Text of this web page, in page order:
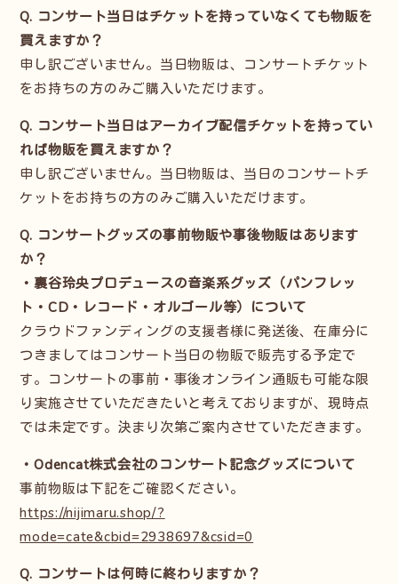
Q. コンサート当日はチケットを持っていなくても物販を
買えますか？
申し訳ございません。当日物販は、コンサートチケット
をお持ちの方のみご購入いただけます。
Q. コンサート当日はアーカイブ配信チケットを持ってい
れば物販を買えますか？
申し訳ございません。当日物販は、当日のコンサートチ
ケットをお持ちの方のみご購入いただけます。
Q. コンサートグッズの事前物販や事後物販はあります
か？
・裏谷玲央プロデュースの音楽系グッズ（パンフレッ
ト・CD・レコード・オルゴール等）について
クラウドファンディングの支援者様に発送後、在庫分に
つきましてはコンサート当日の物販で販売する予定で
す。コンサートの事前・事後オンライン通販も可能な限
り実施させていただきたいと考えておりますが、現時点
では未定です。決まり次第ご案内させていただきます。
・Odencat株式会社のコンサート記念グッズについて
事前物販は下記をご確認ください。
https://nijimaru.shop/?
mode=cate&cbid=2938697&csid=0
Q. コンサートは何時に終わりますか？